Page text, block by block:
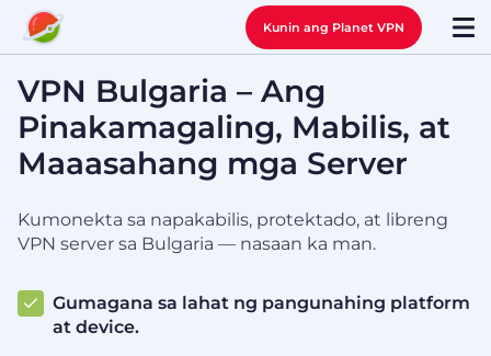
Kunin ang Planet VPN
VPN Bulgaria – Ang
Pinakamagaling, Mabilis, at
Maaasahang mga Server
Kumonekta sa napakabilis, protektado, at libreng
VPN server sa Bulgaria — nasaan ka man.
Gumagana sa lahat ng pangunahing platform
at device.